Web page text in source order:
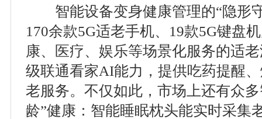
智能设备变身健康管理的“隐形
170余款5G适老手机、19款5G键盘
康、医疗、娱乐等场景化服务的适
级联通看家AI能力，提供吃药提醒
老服务。不仅如此，市场上还有众
龄”健康：智能睡眠枕头能实时采集